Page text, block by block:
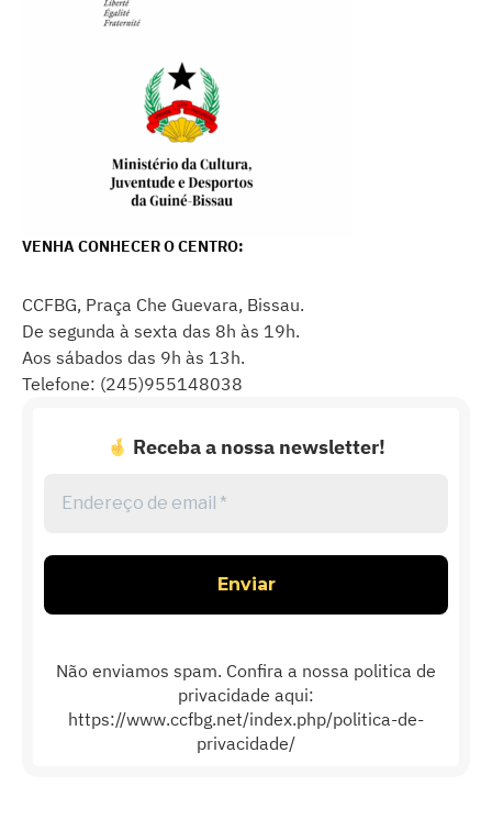
VENHA CONHECER O CENTRO:
CCFBG, Praça Che Guevara, Bissau.
De segunda à sexta das 8h às 19h.
Aos sábados das 9h às 13h.
Telefone: (245)955148038
Receba a nossa newsletter!
de
*
Não enviamos spam. Confira a nossa politica de
privacidade aqui:
https://www.ccfbg.net/index.php/politica-de-
privacidade/